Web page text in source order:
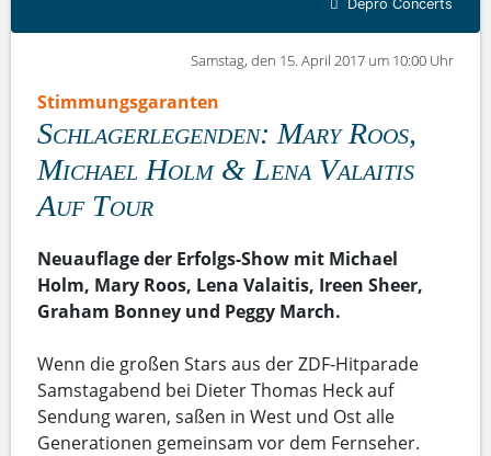
Depro Concerts
Samstag, den 15. April 2017 um 10:00 Uhr
Stimmungsgaranten
Schlagerlegenden: Mary Roos,
Michael Holm & Lena Valaitis
Auf Tour
Neuauflage der Erfolgs-Show mit Michael
Holm, Mary Roos, Lena Valaitis, Ireen Sheer,
Graham Bonney und Peggy March.
Wenn die großen Stars aus der ZDF-Hitparade
Samstagabend bei Dieter Thomas Heck auf
Sendung waren, saßen in West und Ost alle
Generationen gemeinsam vor dem Fernseher.